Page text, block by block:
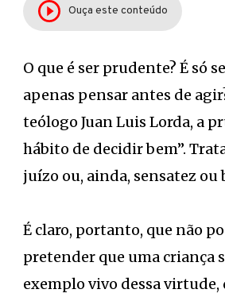
Ouça este conteúdo
O que é ser prudente? É só
apenas pensar antes de
teólogo Juan Luis Lorda, a
hábito de decidir bem”.
juízo ou, ainda, sensatez ou
É claro, portanto, que não
pretender que uma criança
exemplo vivo dessa virtude,